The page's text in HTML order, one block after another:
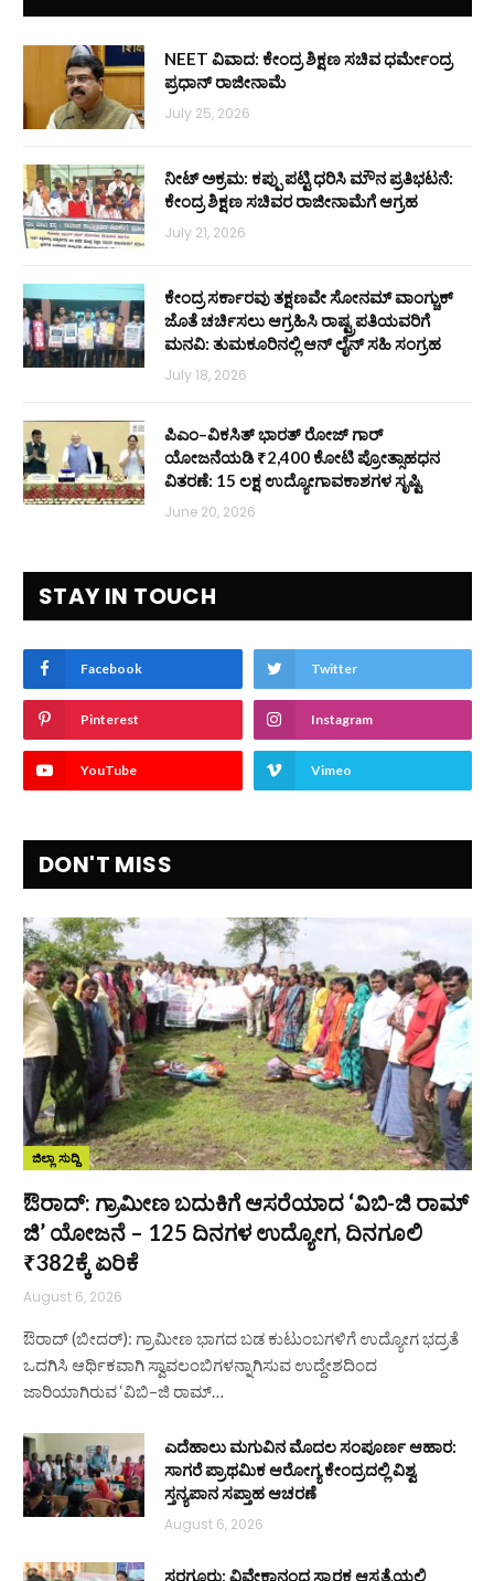
NEET ವಿವಾದ: ಕೇಂದ್ರ ಶಿಕ್ಷಣ ಸಚಿವ ಧರ್ಮೇಂದ್ರ
ಪ್ರಧಾನ್ ರಾಜೀನಾಮೆ
July 25, 2026
ನೀಟ್ ಅಕ್ರಮ: ಕಪ್ಪು ಪಟ್ಟಿ ಧರಿಸಿ ಮೌನ ಪ್ರತಿಭಟನೆ:
ಕೇಂದ್ರ ಶಿಕ್ಷಣ ಸಚಿವರ ರಾಜೀನಾಮೆಗೆ ಆಗ್ರಹ
July 21, 2026
ಕೇಂದ್ರ ಸರ್ಕಾರವು ತಕ್ಷಣವೇ ಸೋನಮ್ ವಾಂಗ್ಚುಕ್
ಜೊತೆ ಚರ್ಚಿಸಲು ಆಗ್ರಹಿಸಿ ರಾಷ್ಟ್ರಪತಿಯವರಿಗೆ
ಮನವಿ: ತುಮಕೂರಿನಲ್ಲಿ ಆನ್‌ ಲೈನ್ ಸಹಿ ಸಂಗ್ರಹ
July 18, 2026
ಪಿಎಂ–ವಿಕಸಿತ್ ಭಾರತ್ ರೋಜ್‌ ಗಾರ್
ಯೋಜನೆಯಡಿ ₹2,400 ಕೋಟಿ ಪ್ರೋತ್ಸಾಹಧನ
ವಿತರಣೆ: 15 ಲಕ್ಷ ಉದ್ಯೋಗಾವಕಾಶಗಳ ಸೃಷ್ಟಿ
June 20, 2026
STAY IN TOUCH
Facebook Twitter
Pinterest Instagram
YouTube Vimeo
DON'T MISS
ಜಿಲ್ಲಾ ಸುದ್ದಿ
ಔರಾದ್: ಗ್ರಾಮೀಣ ಬದುಕಿಗೆ ಆಸರೆಯಾದ ‘ವಿಬಿ-ಜಿ ರಾಮ್
ಜಿ’ ಯೋಜನೆ – 125 ದಿನಗಳ ಉದ್ಯೋಗ, ದಿನಗೂಲಿ
₹382ಕ್ಕೆ ಏರಿಕೆ
August 6, 2026
ಔರಾದ್ (ಬೀದರ್): ಗ್ರಾಮೀಣ ಭಾಗದ ಬಡ ಕುಟುಂಬಗಳಿಗೆ ಉದ್ಯೋಗ ಭದ್ರತೆ
ಒದಗಿಸಿ ಆರ್ಥಿಕವಾಗಿ ಸ್ವಾವಲಂಬಿಗಳನ್ನಾಗಿಸುವ ಉದ್ದೇಶದಿಂದ
ಜಾರಿಯಾಗಿರುವ ‘ವಿಬಿ–ಜಿ ರಾಮ್…
ಎದೆಹಾಲು ಮಗುವಿನ ಮೊದಲ ಸಂಪೂರ್ಣ ಆಹಾರ:
ಸಾಗರೆ ಪ್ರಾಥಮಿಕ ಆರೋಗ್ಯ ಕೇಂದ್ರದಲ್ಲಿ ವಿಶ್ವ
ಸ್ತನ್ಯಪಾನ ಸಪ್ತಾಹ ಆಚರಣೆ
August 6, 2026
ಸರಗೂರು: ವಿವೇಕಾನಂದ ಸ್ಮಾರಕ ಆಸ್ಪತ್ರೆಯಲ್ಲಿ